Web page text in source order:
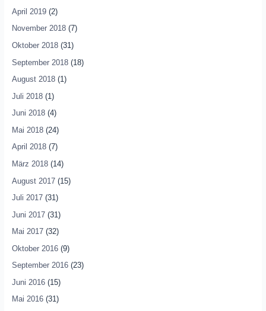
April 2019(2)
November 2018(7)
Oktober 2018(31)
September 2018(18)
August 2018(1)
Juli 2018(1)
Juni 2018(4)
Mai 2018(24)
April 2018(7)
März 2018(14)
August 2017(15)
Juli 2017(31)
Juni 2017(31)
Mai 2017(32)
Oktober 2016(9)
September 2016(23)
Juni 2016(15)
Mai 2016(31)